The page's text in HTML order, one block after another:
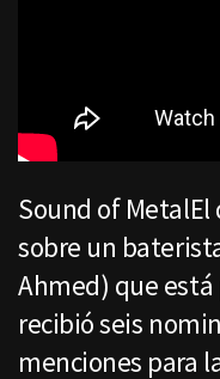
Sound of MetalEl
sobre un
Ahmed) que
recibió seis
menciones para